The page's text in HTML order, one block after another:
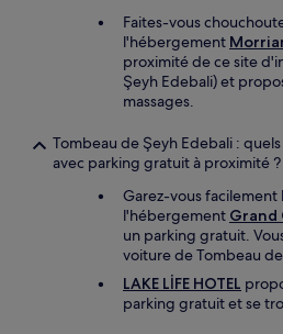
Faites-vous
l'hébergement
proximité de ce site
Şeyh Edebali) et
massages.
Tombeau de Şeyh Edebali :
avec parking gratuit à proximité ?
Garez-vous facilement
l'hébergement Grand
un parking gratuit.
voiture de Tombeau
LAKE LİFE HOTEL
parking gratuit et se